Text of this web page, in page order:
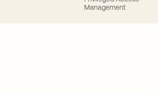
Management